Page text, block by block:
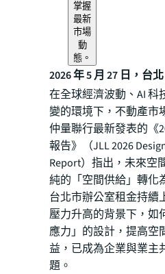
掌握
最新
市場
動
態。
2026 年 5 月 27 日，台北
在全球經濟波動、AI 科
變的環境下，不動產市
仲量聯行最新發表的《
報告》（JLL 2026
Report）指出，未來空
純的「空間供給」轉化
台北市辦公室租金持續
壓力升高的背景下，如
應力」的設計，提高空
益，已成為企業與業主
題。